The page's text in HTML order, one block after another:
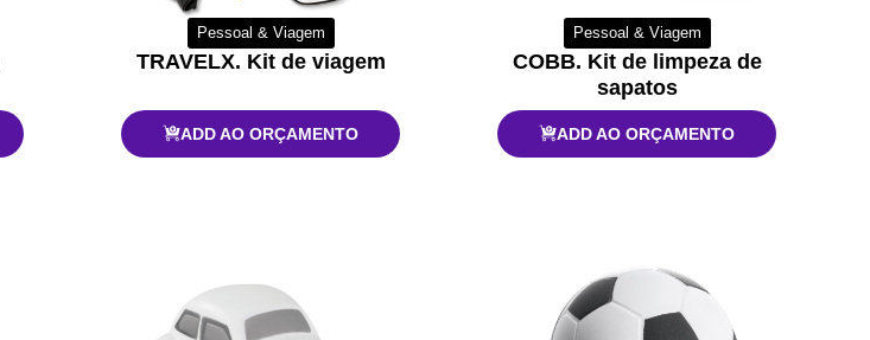
Pessoal & Viagem
TRAVELX. Kit de viagem
ADD AO ORÇAMENTO
Pessoal & Viagem
COBB. Kit de limpeza de
sapatos
ADD AO ORÇAMENTO